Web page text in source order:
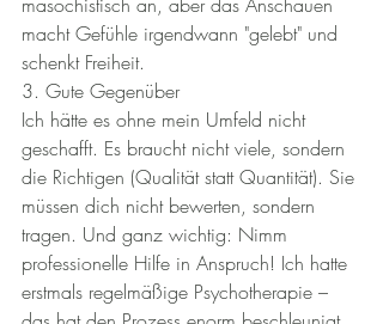
macht Gefühle irgendwann "gelebt" und
schenkt Freiheit.
3. Gute Gegenüber
Ich hätte es ohne mein Umfeld nicht
geschafft. Es braucht nicht viele, sondern
die Richtigen (Qualität statt Quantität). Sie
müssen dich nicht bewerten, sondern
tragen. Und ganz wichtig: Nimm
professionelle Hilfe in Anspruch! Ich hatte
erstmals regelmäßige Psychotherapie –